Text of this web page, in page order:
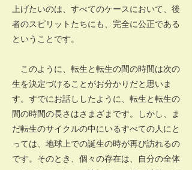
上げたいのは、すべてのケースにおいて、後
者のスピリットたちにも、完全に公正である
ということです。
このように、転生と転生の間の時間は次の
生を決定づけることがお分かりだと思いま
す。すでにお話ししたように、転生と転生の
間の時間の長さはさまざまです。しかし、ま
だ転生のサイクルの中にいるすべての人にと
っては、地球上での誕生の時が再び訪れるの
です。そのとき、個々の存在は、自分の全体